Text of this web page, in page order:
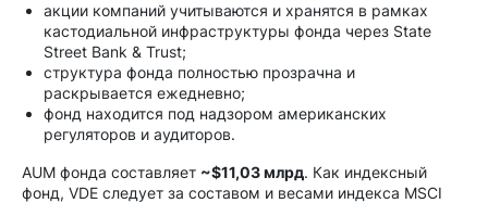
акции компаний учитываются и хранятся в рамках
кастодиальной инфраструктуры фонда через State
Street Bank & Trust;
структура фонда полностью прозрачна и
раскрывается ежедневно;
фонд находится под надзором американских
регуляторов и аудиторов.
AUM фонда составляет ~$11,03 млрд. Как индексный
фонд, VDE следует за составом и весами индекса MSCI